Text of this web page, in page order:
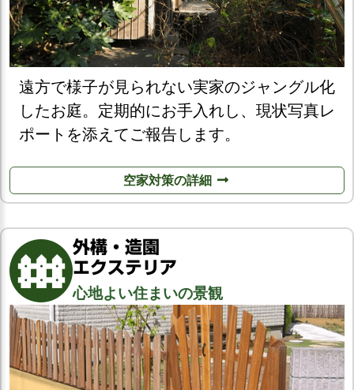
遠方で様子が見られない実家のジャングル化
したお庭。定期的にお手入れし、現状写真レ
ポートを添えてご報告します。
空家対策の詳細
外構・造園
エクステリア
心地よい住まいの景観